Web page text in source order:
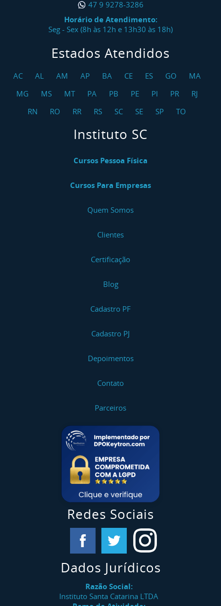
47 9 9278-3286
Horário de Atendimento:
Seg - Sex (8h às 12h e 13h30 às 18h)
Estados Atendidos
AC AL AM AP BA CE ES GO
MA
MG
MS MT PA PB PE PI PR
RJ
RN
RO RR RS SC SE SP TO
Instituto SC
Cursos Pessoa Física
Cursos Para Empresas
Quem Somos
Clientes
Certificação
Blog
Cadastro PF
Cadastro PJ
Depoimentos
Contato
Parceiros
Redes Sociais
Dados Jurídicos
Razão Social:
Instituto Santa Catarina LTDA